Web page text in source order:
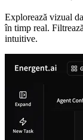
Explorează vizual
în timp real.
intuitive.